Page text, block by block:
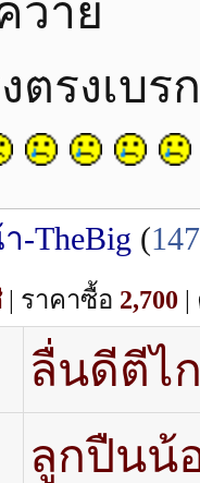
วาย
ตรงเบรก
-TheBig (
| ราคาซื้อ 2,700 |
ลื่นดีตีไ
ลูกปืนน้